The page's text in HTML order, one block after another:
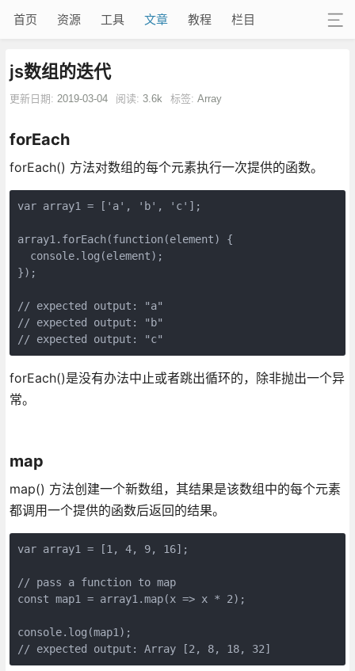
首页 资源 工具 文章 教程 栏目
js数组的迭代
更新日期: 2019-03-04 阅读: 3.6k 标签: Array
forEach
forEach() 方法对数组的每个元素执行一次提供的函数。
var array1 = ['a', 'b', 'c'];
array1.forEach(function(element) {
  console.log(element);
});
// expected output: "a"
// expected output: "b"
// expected output: "c"
forEach()是没有办法中止或者跳出循环的，除非抛出一个异
常。
map
map() 方法创建一个新数组，其结果是该数组中的每个元素
都调用一个提供的函数后返回的结果。
var array1 = [1, 4, 9, 16];
// pass a function to map
const map1 = array1.map(x => x * 2);
console.log(map1);
// expected output: Array [2, 8, 18, 32]